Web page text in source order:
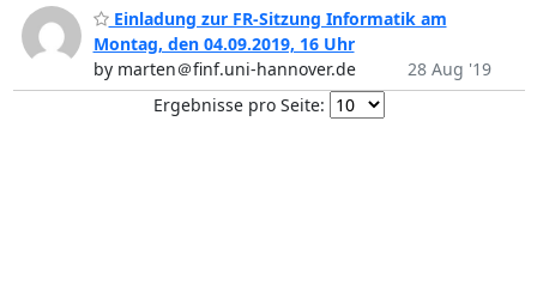
Einladung zur FR-Sitzung Informatik am
Montag, den 04.09.2019, 16 Uhr
by marten＠finf.uni-hannover.de
28 Aug '19
Ergebnisse pro Seite: